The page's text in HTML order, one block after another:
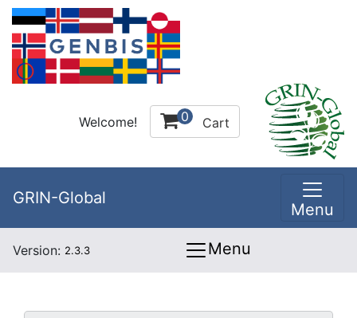
Welcome! 0 Cart
GRIN-Global
Menu
Version: 2.3.3 Menu